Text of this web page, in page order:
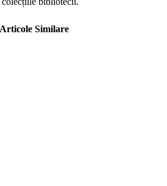
Articole Similare